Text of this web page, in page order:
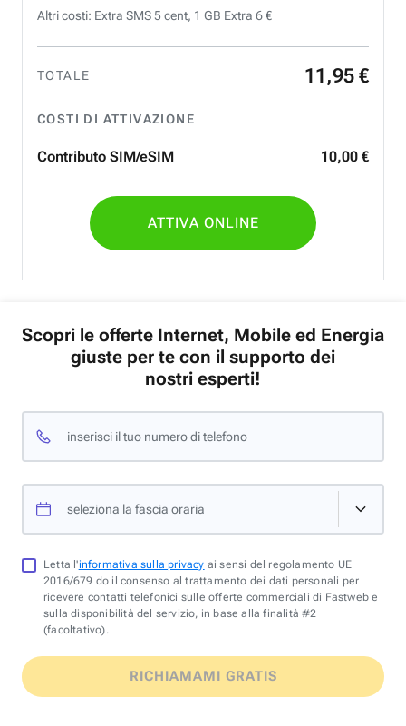
Altri costi: Extra SMS 5 cent, 1 GB Extra 6 €
TOTALE 11 ,95 €
COSTI DI ATTIVAZIONE
Contributo SIM/eSIM 10,00 €
ATTIVA ONLINE
Scopri le offerte Internet, Mobile ed Energia
giuste per te con il supporto dei
nostri esperti!
inserisci il tuo numero di telefono
seleziona la fascia oraria
Letta l'informativa sulla privacy ai sensi del regolamento UE
2016/679 do il consenso al trattamento dei dati personali per
ricevere contatti telefonici sulle offerte commerciali di Fastweb e
sulla disponibilità del servizio, in base alla finalità #2
(facoltativo).
RICHIAMAMI GRATIS